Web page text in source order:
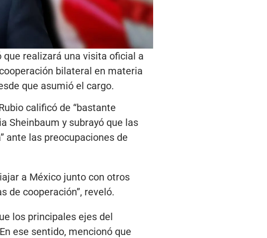
que realizará una visita oficial a
bilateral en materia
que asumió el cargo.
calificó de “bastante
Sheinbaum y subrayó que las
ante las preocupaciones de
a México junto con otros
de cooperación”, reveló.
los principales ejes del
ese sentido, mencionó que